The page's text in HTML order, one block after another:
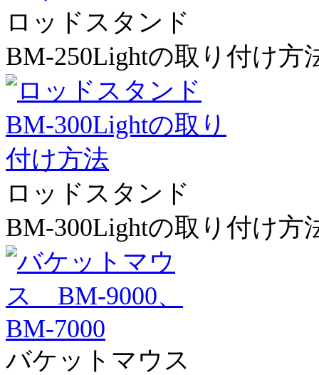
ロッドスタンド
BM-250Lightの取り付け方
ロッドスタンド
BM-300Lightの取り付け方
バケットマウス